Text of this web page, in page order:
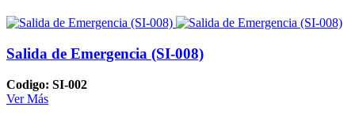
Salida de Emergencia (SI-008)
Codigo: SI-002
Ver Más